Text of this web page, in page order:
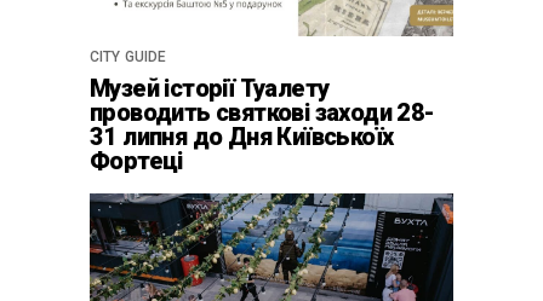
CITY GUIDE
Музей історії Туалету
проводить святкові заходи 28-
31 липня до Дня Київськоїх
Фортеці